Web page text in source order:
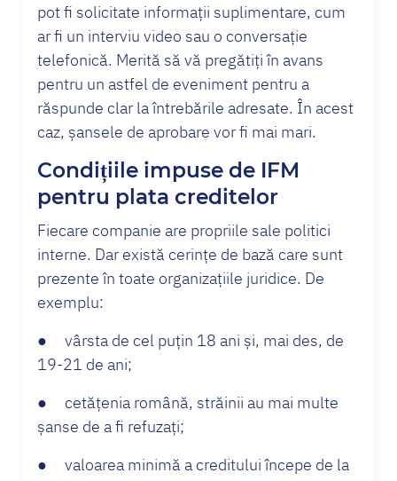
pot fi solicitate informații suplimentare, cum
ar fi un interviu video sau o conversație
telefonică. Merită să vă pregătiți în avans
pentru un astfel de eveniment pentru a
răspunde clar la întrebările adresate. În acest
caz, șansele de aprobare vor fi mai mari.
Condițiile impuse de IFM
pentru plata creditelor
Fiecare companie are propriile sale politici
interne. Dar există cerințe de bază care sunt
prezente în toate organizațiile juridice. De
exemplu:
● vârsta de cel puțin 18 ani și, mai des, de
19-21 de ani;
● cetățenia română, străinii au mai multe
șanse de a fi refuzați;
● valoarea minimă a creditului începe de la